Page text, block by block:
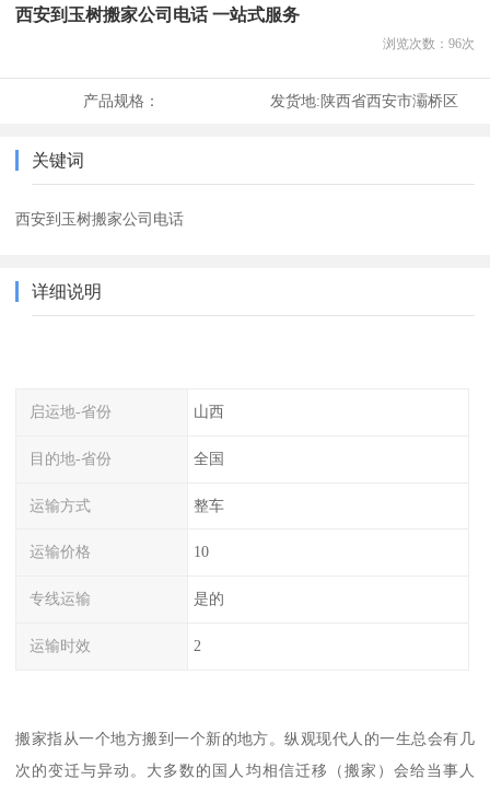
西安到玉树搬家公司电话 一站式服务
浏览次数： 96次
产品规格： 发货地:陕西省西安市灞桥区
关键词
西安到玉树搬家公司电话
详细说明
启运地-省份 山西
目的地-省份 全国
运输方式 整车
运输价格 10
专线运输 是的
运输时效 2
搬家指从一个地方搬到一个新的地方。纵观现代人的一生总会有几
次的变迁与异动。大多数的国人均相信迁移（搬家）会给当事人